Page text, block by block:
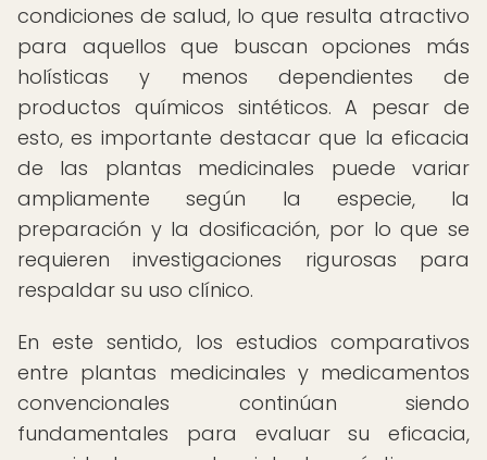
condiciones de salud, lo que resulta atractivo
para aquellos que buscan opciones más
holísticas y menos dependientes de
productos químicos sintéticos. A pesar de
esto, es importante destacar que la eficacia
de las plantas medicinales puede variar
ampliamente según la especie, la
preparación y la dosificación, por lo que se
requieren investigaciones rigurosas para
respaldar su uso clínico.
En este sentido, los estudios comparativos
entre plantas medicinales y medicamentos
convencionales continúan siendo
fundamentales para evaluar su eficacia,